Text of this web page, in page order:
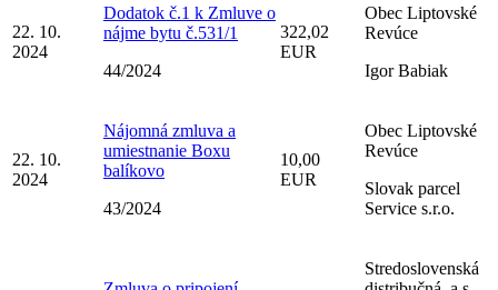
22. 10.
2024
Dodatok č.1 k Zmluve o
nájme bytu č.531/1
44/2024
322,02
EUR
Obec Liptovské
Revúce
Igor Babiak
22. 10.
2024
Nájomná zmluva a
umiestnanie Boxu
balíkovo
43/2024
10,00
EUR
Obec Liptovské
Revúce
Slovak parcel
Service s.r.o.
Stredoslovenská